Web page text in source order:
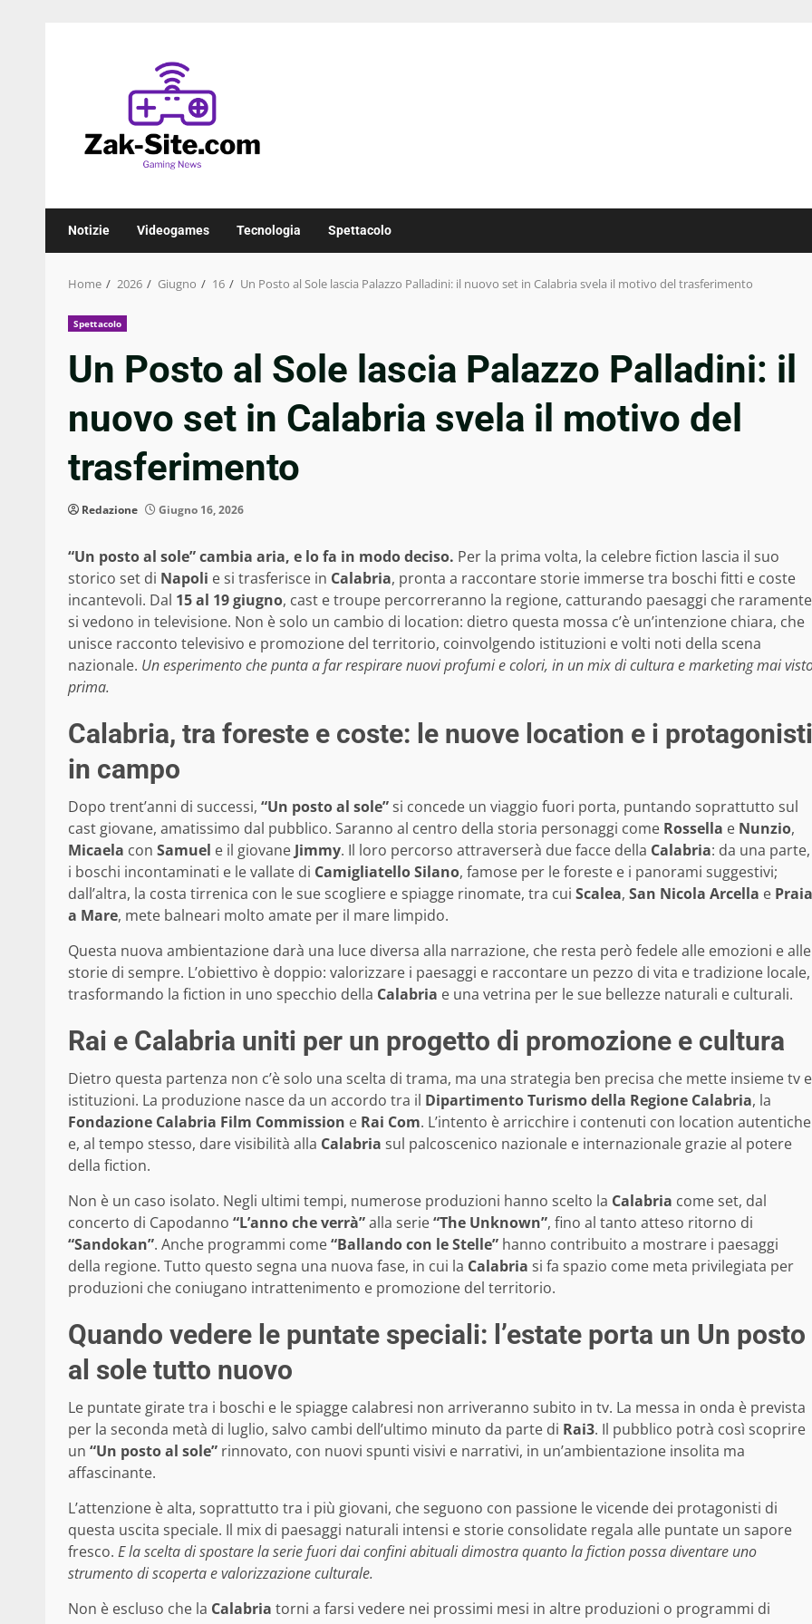
Notizie Videogames Tecnologia Spettacolo
Home 2026 Giugno 16 Un Posto al Sole lascia Palazzo Palladini: il nuovo set in Calabria svela il motivo del trasferimento
Spettacolo
Un Posto al Sole lascia Palazzo Palladini: il
nuovo set in Calabria svela il motivo del
trasferimento
Redazione Giugno 16, 2026
“Un posto al sole” cambia aria, e lo fa in modo deciso. Per la prima volta, la celebre fiction lascia il suo
storico set di Napoli e si trasferisce in Calabria, pronta a raccontare storie immerse tra boschi fitti e coste
incantevoli. Dal 15 al 19 giugno, cast e troupe percorreranno la regione, catturando paesaggi che raramente
si vedono in televisione. Non è solo un cambio di location: dietro questa mossa c’è un’intenzione chiara, che
unisce racconto televisivo e promozione del territorio, coinvolgendo istituzioni e volti noti della scena
nazionale. Un esperimento che punta a far respirare nuovi profumi e colori, in un mix di cultura e marketing mai
prima.
Calabria, tra foreste e coste: le nuove location e i protagonisti
in campo
Dopo trent’anni di successi, “Un posto al sole”si concede un viaggio fuori porta, puntando soprattutto sul
cast giovane, amatissimo dal pubblico. Saranno al centro della storia personaggi come Rossella e Nunzio,
Micaela con Samuel e il giovane Jimmy. Il loro percorso attraverserà due facce della Calabria: da una parte,
i boschi incontaminati e le vallate di Camigliatello Silano, famose per le foreste e i panorami suggestivi;
dall’altra, la costa tirrenica con le sue scogliere e spiagge rinomate, tra cui Scalea, San Nicola Arcella e Praia
a Mare, mete balneari molto amate per il mare limpido.
Questa nuova ambientazione darà una luce diversa alla narrazione, che resta però fedele alle emozioni e alle
storie di sempre. L’obiettivo è doppio: valorizzare i paesaggi e raccontare un pezzo di vita e tradizione locale,
trasformando la fiction in uno specchio della Calabria e una vetrina per le sue bellezze naturali e culturali.
Rai e Calabria uniti per un progetto di promozione e cultura
Dietro questa partenza non c’è solo una scelta di trama, ma una strategia ben precisa che mette insieme tv e
istituzioni. La produzione nasce da un accordo tra il Dipartimento Turismo della Regione Calabria, la
Fondazione Calabria Film Commission e Rai Com. L’intento è arricchire i contenuti con location autentiche
e, al tempo stesso, dare visibilità alla Calabria sul palcoscenico nazionale e internazionale grazie al potere
della fiction.
Non è un caso isolato. Negli ultimi tempi, numerose produzioni hanno scelto la Calabria come set, dal
concerto di Capodanno “L’anno che verrà”alla serie“The Unknown”, fino al tanto atteso ritorno di
“Sandokan”. Anche programmi come“Ballando con le Stelle” hanno contribuito a mostrare i paesaggi
della regione. Tutto questo segna una nuova fase, in cui la Calabria si fa spazio come meta privilegiata per
produzioni che coniugano intrattenimento e promozione del territorio.
Quando vedere le puntate speciali: l’estate porta un Un posto
al sole tutto nuovo
Le puntate girate tra i boschi e le spiagge calabresi non arriveranno subito in tv. La messa in onda è prevista
per la seconda metà di luglio, salvo cambi dell’ultimo minuto da parte di Rai3. Il pubblico potrà così scoprire
un “Un posto al sole” rinnovato, con nuovi spunti visivi e narrativi, in un’ambientazione insolita ma
affascinante.
L’attenzione è alta, soprattutto tra i più giovani, che seguono con passione le vicende dei protagonisti di
questa uscita speciale. Il mix di paesaggi naturali intensi e storie consolidate regala alle puntate un sapore
fresco. E la scelta di spostare la serie fuori dai confini abituali dimostra quanto la fiction possa diventare uno
strumento di scoperta e valorizzazione culturale.
Non è escluso che la Calabria torni a farsi vedere nei prossimi mesi in altre produzioni o programmi di